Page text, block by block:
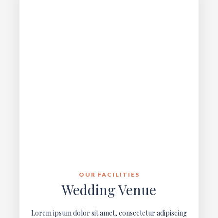
OUR FACILITIES
Wedding Venue
Lorem ipsum dolor sit amet, consectetur adipiscing